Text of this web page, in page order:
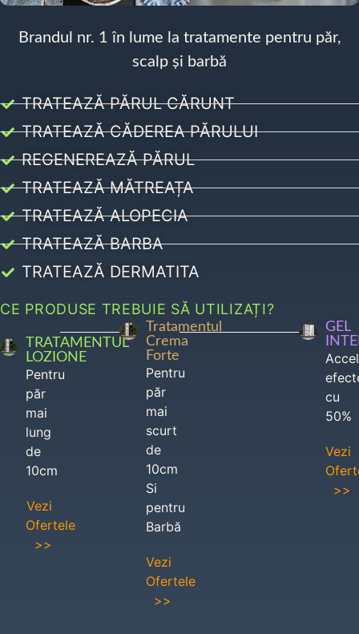
Brandul nr. 1 în lume la tratamente pentru păr,
scalp și barbă
TRATEAZĂ PĂRUL CĂRUNT
TRATEAZĂ CĂDEREA PĂRULUI
REGENEREAZĂ PĂRUL
TRATEAZĂ MĂTREAȚA
TRATEAZĂ ALOPECIA
TRATEAZĂ BARBA
TRATEAZĂ DERMATITA
CE PRODUSE TREBUIE SĂ UTILIZAȚI?
TRATAMENTUL
LOZIONE
Pentru
păr
mai
lung
de
10cm
Vezi
Ofertele
>>
Tratamentul
Crema
Forte
Pentru
păr
mai
scurt
de
10cm
Si
pentru
Barbă
Vezi
Ofertele
>>
GEL
cu
50%
Vezi
>>